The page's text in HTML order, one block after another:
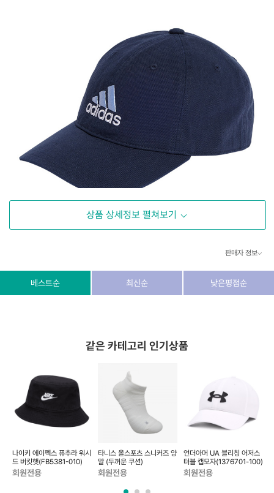
상품 상세정보 펼쳐보기
판매자 정보
상호/대표자 (주) 동이커머스
소재지 경기도 고양시 덕양구 꽃마을로64, 1235호
베스트순 최신순 낮은평점순
같은 카테고리 인기상품
나이키 에이펙스 퓨추라 워시
드 버킷햇(FB5381-010)
회원전용
타니스 올스포츠 스니커즈 양
말 (두꺼운 쿠션)
회원전용
언더아머 UA 블리칭 어저스
터블 캡모자(1376701-100)
회원전용